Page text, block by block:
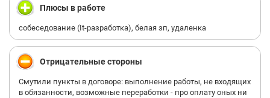
Плюсы в работе
собеседование (It-разработка), белая зп, удаленка
Отрицательные стороны
Смутили пункты в договоре: выполнение работы, не входящих
в обязанности, возможные переработки - про оплату оных ни